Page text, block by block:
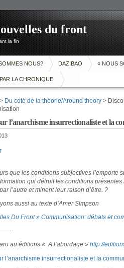
du front
la fin
NOUS? DAZIBAO « NOUS
LA CHRONIQUE
> Du coté de la théorie/Around theory >
l’anarchisme insurrectionaliste et la
que les conditions subjectives l’emporte
qui détruit les conditions présentes
l’autre et minent leur raison d’être. ?
aussi au texte d’Amer Simpson
Du Front » Communisation: débats et
au éditions « A l’abordage » http://
l’anarchisme insurrectionaliste et la